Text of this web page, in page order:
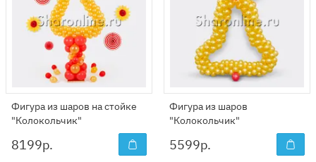
Фигура из шаров на стойке
"Колокольчик"
8199р.
Фигура из шаров
"Колокольчик"
5599р.